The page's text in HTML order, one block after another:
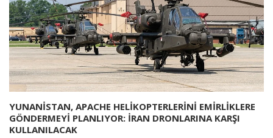
YUNANİSTAN, APACHE HELİKOPTERLERİNİ EMİRLİKLERE
GÖNDERMEYİ PLANLIYOR: İRAN DRONLARINA KARŞI
KULLANILACAK